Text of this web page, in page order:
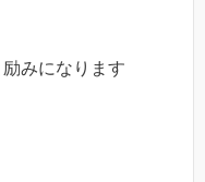
みになります